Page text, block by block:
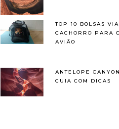
TOP 10 BOLSAS
CACHORRO PARA
AVIÃO
ANTELOPE
GUIA COM DICAS